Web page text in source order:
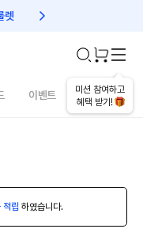
렛 친구초대 1만원 리워드!
미션 참여하고
혜택 받기!
이벤트 건강매거진
립 하였습니다.